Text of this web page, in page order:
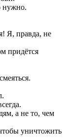
нужно.
Я, правда, не
придётся
а не то, чем
уничтожить